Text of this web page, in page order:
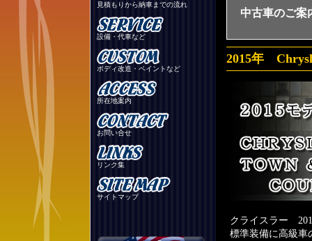
見積もりから納車までの流れ
設備・代車など
ボディ改造・ペイントなど
所在地案内
お問い合せ
リンク集
サイトマップ
中古車のご案
2015年
クライスラー
標準装備に高級車